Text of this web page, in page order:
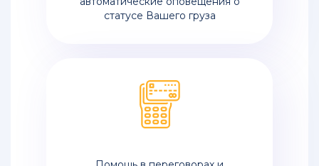
статусе Вашего груза